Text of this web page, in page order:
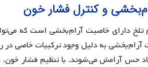
و کنترل فشار خون
تلخ دارای خاصیت آرام‌بخشی است که
آرام‌بخشی به دلیل وجود ترکیبات خاصی
حس آرامش می‌شوند. با تنظیم فشار